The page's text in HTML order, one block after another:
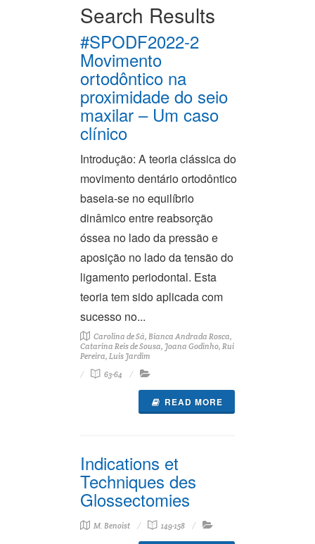
Search Results
#SPODF2022-2
Movimento
ortodôntico na
proximidade do seio
maxilar – Um caso
clínico
Introdução: A teoria clássica do
movimento dentário ortodôntico
baseia-se no equilíbrio
dinâmico entre reabsorção
óssea no lado da pressão e
aposição no lado da tensão do
ligamento periodontal. Esta
teoria tem sido aplicada com
sucesso no...
Carolina de Sá, Bianca Andrada Rosca,
Catarina Reis de Sousa, Joana Godinho, Rui
Pereira, Luis Jardim
63-64
READ MORE
Indications et
Techniques des
Glossectomies
M. Benoist 149-158